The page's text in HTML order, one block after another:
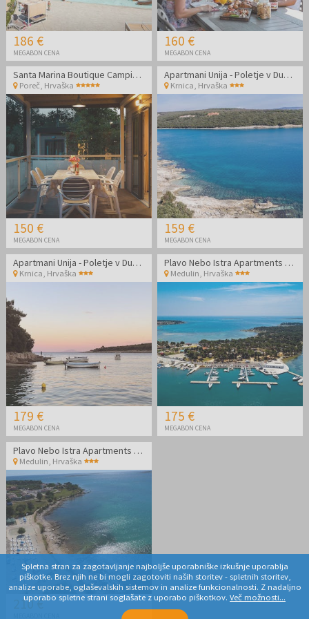
186 €
MEGABON CENA
160 €
MEGABON CENA
Santa Marina Boutique Camping - Družinski oddih v Poreču
Poreč, Hrvaška
150 €
MEGABON CENA
Apartmani Unija - Poletje v Dugi Uvali
Krnica, Hrvaška
159 €
MEGABON CENA
Apartmani Unija - Poletje v Dugi Uvali
Krnica, Hrvaška
179 €
MEGABON CENA
Plavo Nebo Istra Apartments - Lavanda 2+2
Medulin, Hrvaška
175 €
MEGABON CENA
Plavo Nebo Istra Apartments - Lavanda 4+2
Medulin Hrvaška
210 €
Spletna stran za zagotavljanje najboljše uporabniške izkušnje uporablja
piškotke. Brez njih ne bi mogli zagotoviti naših storitev - spletnih storitev,
analize uporabe, oglaševalskih sistemov in analize funkcionalnosti. Z nadaljno
uporabo spletne strani soglašate z uporabo piškotkov. Več možnosti...